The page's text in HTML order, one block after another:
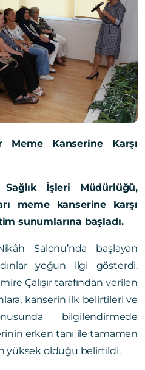
Meme Kanserine Karşı
Sağlık İşleri Müdürlüğü,
meme kanserine karşı
sunumlarına başladı.
Salonu’nda başlayan
yoğun ilgi gösterdi.
Çalışır tarafından verilen
kanserin ilk belirtileri ve
bilgilendirmede
erken tanı ile tamamen
yüksek olduğu belirtildi.